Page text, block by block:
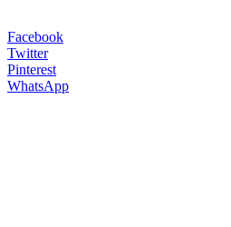
Facebook
Twitter
Pinterest
WhatsApp